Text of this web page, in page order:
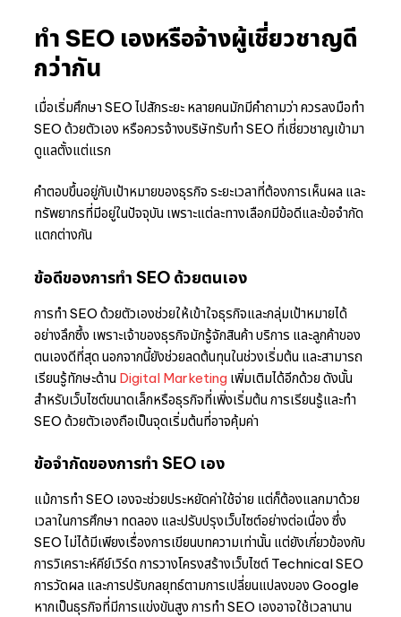
ทำ SEO เองหรือจ้างผู้เชี่ยวชาญดี
กว่ากัน
เมื่อเริ่มศึกษา SEO ไปสักระยะ หลายคนมักมีคำถามว่า ควรลงมือทำ
SEO ด้วยตัวเอง หรือควรจ้างบริษัทรับทำ SEO ที่เชี่ยวชาญเข้ามา
ดูแลตั้งแต่แรก
คำตอบขึ้นอยู่กับเป้าหมายของธุรกิจ ระยะเวลาที่ต้องการเห็นผล และ
ทรัพยากรที่มีอยู่ในปัจจุบัน เพราะแต่ละทางเลือกมีข้อดีและข้อจำกัด
แตกต่างกัน
ข้อดีของการทำ SEO ด้วยตนเอง
การทำ SEO ด้วยตัวเองช่วยให้เข้าใจธุรกิจและกลุ่มเป้าหมายได้
อย่างลึกซึ้ง เพราะเจ้าของธุรกิจมักรู้จักสินค้า บริการ และลูกค้าของ
ตนเองดีที่สุด นอกจากนี้ยังช่วยลดต้นทุนในช่วงเริ่มต้น และสามารถ
เรียนรู้ทักษะด้าน Digital Marketing เพิ่มเติมได้อีกด้วย ดังนั้น
สำหรับเว็บไซต์ขนาดเล็กหรือธุรกิจที่เพิ่งเริ่มต้น การเรียนรู้และทำ
SEO ด้วยตัวเองถือเป็นจุดเริ่มต้นที่อาจคุ้มค่า
ข้อจำกัดของการทำ SEO เอง
แม้การทำ SEO เองจะช่วยประหยัดค่าใช้จ่าย แต่ก็ต้องแลกมาด้วย
เวลาในการศึกษา ทดลอง และปรับปรุงเว็บไซต์อย่างต่อเนื่อง ซึ่ง
SEO ไม่ได้มีเพียงเรื่องการเขียนบทความเท่านั้น แต่ยังเกี่ยวข้องกับ
การวิเคราะห์คีย์เวิร์ด การวางโครงสร้างเว็บไซต์ Technical SEO
การวัดผล และการปรับกลยุทธ์ตามการเปลี่ยนแปลงของ Google
หากเป็นธุรกิจที่มีการแข่งขันสูง การทำ SEO เองอาจใช้เวลานาน